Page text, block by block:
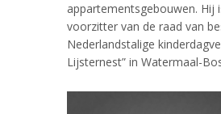
appartementsgebouwen. Hij
voorzitter van de raad van
Nederlandstalige
Lijsternest” in Watermaal-